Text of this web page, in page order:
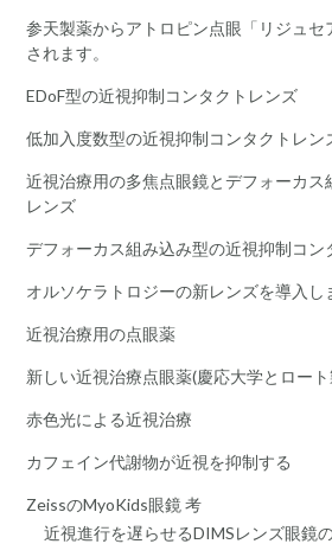
参天製薬からアトロピン点眼「リジュセ
されます。
EDoF型の近視抑制コンタクトレンズ
低加入度数型の近視抑制コンタクトレン
近視治療用の多焦点眼鏡とデフォーカス
レンズ
デフォーカス組み込み型の近視抑制コン
オルソケラトロジーの新レンズを導入し
近視治療用の点眼薬
新しい近視治療点眼薬(慶応大学とロー
赤色光による近視治療
カフェイン代謝物が近視を抑制する
ZeissのMyoKids眼鏡 考
近視進行を遅らせるDIMSレンズ眼鏡